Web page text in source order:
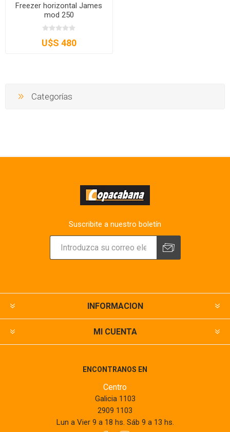
Freezer horizontal James
mod 250
U$S 480
Categorías
Suscribite a nuestro boletín
INFORMACION
MI CUENTA
ENCONTRANOS EN
Centro
Galicia 1103
2909 1103
Lun a Vier 9 a 18 hs. Sáb 9 a 13 hs.